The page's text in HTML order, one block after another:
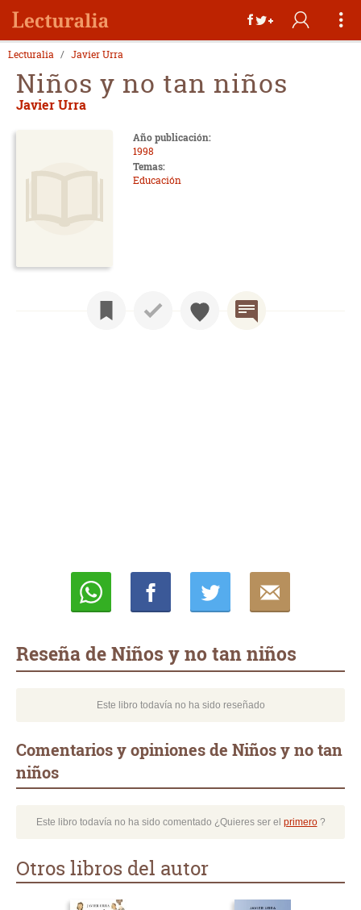
Lecturalia Javier Urra
Niños y no tan niños
Javier Urra
Año publicación:
1998
Temas:
Educación
Reseña de Niños y no tan niños
Este libro todavía no ha sido reseñado
Comentarios y opiniones de Niños y no tan
niños
Este libro todavía no ha sido comentado ¿Quieres ser el primero?
Otros libros del autor